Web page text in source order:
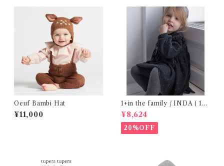
Oeuf Bambi Hat
¥11,000
1+in the family / INDA ( 12-
48m )
¥8,624
20%OFF